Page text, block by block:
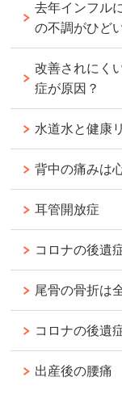
去年インフル
の不調がひど
改善されにく
症が原因？
水道水と健康
背中の痛みは
耳管開放症
コロナの後遺
尾骨の骨折は
コロナの後遺
出産後の腰痛